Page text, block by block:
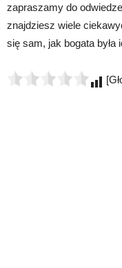
zapraszamy do
znajdziesz wiele
się sam, jak bogata była